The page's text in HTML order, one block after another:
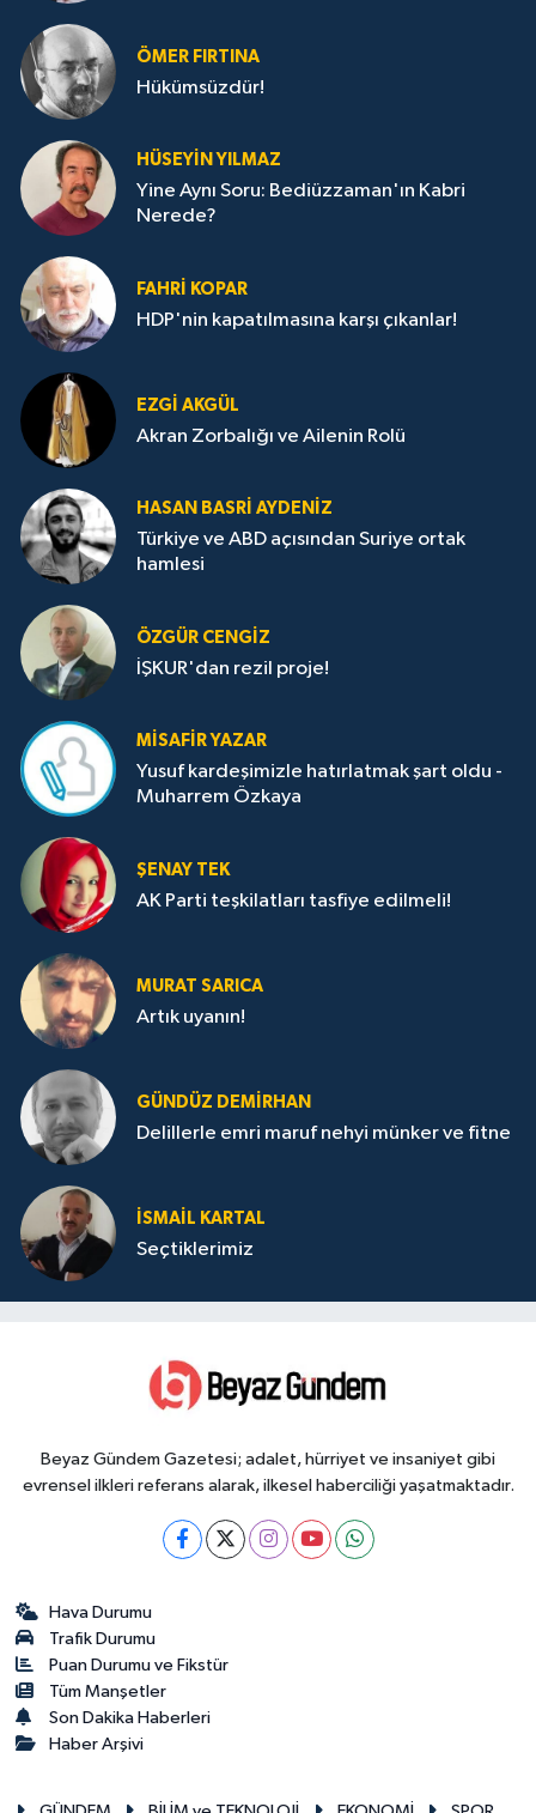
ÖMER FIRTINA
Hükümsüzdür!
HÜSEYIN YILMAZ
Yine Aynı Soru: Bediüzzaman'ın Kabri
Nerede?
FAHRI KOPAR
HDP'nin kapatılmasına karşı çıkanlar!
EZGI AKGÜL
Akran Zorbalığı ve Ailenin Rolü
HASAN BASRI AYDENIZ
Türkiye ve ABD açısından Suriye ortak
hamlesi
ÖZGÜR CENGIZ
İŞKUR'dan rezil proje!
MISAFIR YAZAR
Yusuf kardeşimizle hatırlatmak şart oldu -
Muharrem Özkaya
ŞENAY TEK
AK Parti teşkilatları tasfiye edilmeli!
MURAT SARICA
Artık uyanın!
GÜNDÜZ DEMIRHAN
Delillerle emri maruf nehyi münker ve fitne
İSMAIL KARTAL
Seçtiklerimiz
Beyaz Gündem Gazetesi; adalet, hürriyet ve insaniyet gibi
evrensel ilkleri referans alarak, ilkesel haberciliği yaşatmaktadır.
Hava Durumu
Trafik Durumu
Puan Durumu ve Fikstür
Tüm Manşetler
Son Dakika Haberleri
Haber Arşivi